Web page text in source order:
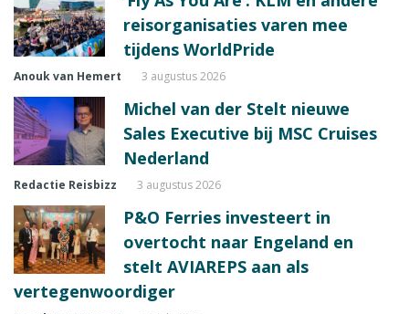
reisorganisaties varen mee
tijdens WorldPride
Anouk van Hemert 3 augustus 2026
Michel van der Stelt nieuwe
Sales Executive bij MSC Cruises
Nederland
Redactie Reisbizz 3 augustus 2026
P&O Ferries investeert in
overtocht naar Engeland en
stelt AVIAREPS aan als
vertegenwoordiger